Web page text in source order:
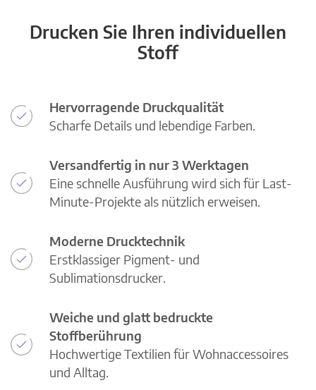
Drucken Sie Ihren individuellen
Stoff
Hervorragende Druckqualität
Scharfe Details und lebendige Farben.
Versandfertig in nur 3 Werktagen
Eine schnelle Ausführung wird sich für Last-
Minute-Projekte als nützlich erweisen.
Moderne Drucktechnik
Erstklassiger Pigment- und
Sublimationsdrucker.
Weiche und glatt bedruckte
Stoffberührung
Hochwertige Textilien für Wohnaccessoires
und Alltag.